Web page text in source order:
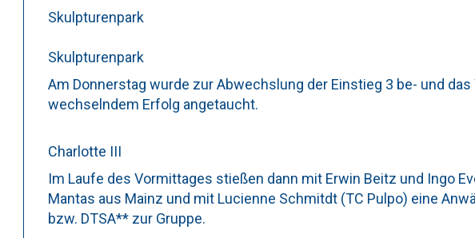
Skulpturenpark
Skulpturenpark
Am Donnerstag wurde zur Abwechslung der Einstieg 3 be- und
wechselndem Erfolg angetaucht.
Charlotte III
Im Laufe des Vormittages stießen dann mit Erwin Beitz und Ingo
Mantas aus Mainz und mit Lucienne Schmitdt (TC Pulpo) eine
bzw. DTSA** zur Gruppe.